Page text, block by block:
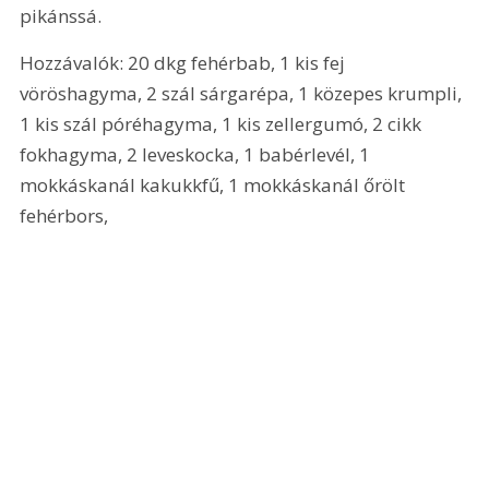
pikánssá.
Hozzávalók: 20 dkg fehérbab, 1 kis fej
vöröshagyma, 2 szál sárgarépa, 1 közepes krumpli,
1 kis szál póréhagyma, 1 kis zellergumó, 2 cikk
fokhagyma, 2 leveskocka, 1 babérlevél, 1
mokkáskanál kakukkfű, 1 mokkáskanál őrölt
fehérbors,